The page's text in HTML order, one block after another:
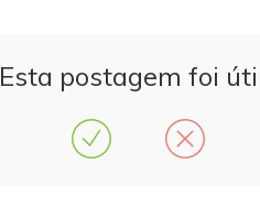
Esta postagem foi